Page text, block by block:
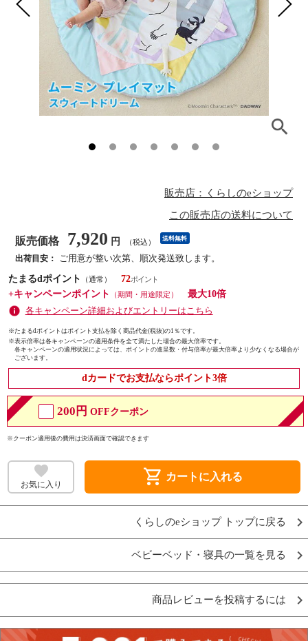
販売店：くらしのeショップ
この販売店の送料について
販売価格 7,920 円 （税込） 送料無料
出荷目安：
ご用意が整い次第、順次発送致します。
たまるdポイント
（通常）
72
+キャンペーンポイント
（期間・用途限定）
最大10倍
各キャンペーン詳細およびエントリーはこちら
※たまるdポイントはポイント支払を除く商品代金(税抜)の1％です。
※表示倍率は各キャンペーンの適用条件を全て満たした場合の最大倍率です。
各キャンペーンの適用状況によっては、ポイントの進呈数・付与倍率が最大倍率より少なくなる場合が
ございます。
dカードでお支払ならポイント3倍
200円 OFFクーポン
※クーポン適用後の費用は決済画面で確認できます
お気に入り shopping_cart カートに入れる
くらしのeショップ トップに戻る
ベビーベッド・寝具の一覧を見る
商品レビューを投稿するには